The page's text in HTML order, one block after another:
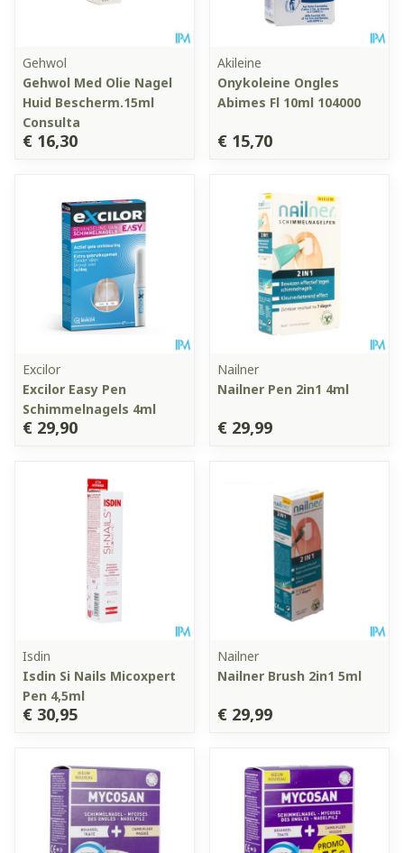
Gehwol
Gehwol Med Olie Nagel
Huid Bescherm.15ml
Consulta
€ 16,30
Akileine
Onykoleine Ongles
Abimes Fl 10ml 104000
€ 15,70
Excilor
Excilor Easy Pen
Schimmelnagels 4ml
€ 29,90
Nailner
Nailner Pen 2in1 4ml
€ 29,99
Isdin
Isdin Si Nails Micoxpert
Pen 4,5ml
€ 30,95
Nailner
Nailner Brush 2in1 5ml
€ 29,99